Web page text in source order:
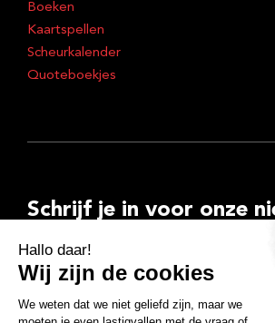
Boeken
Kaartspellen
Scheurkalender
Quoteboekjes
Schrijf je in voor onze
E-
mailadres